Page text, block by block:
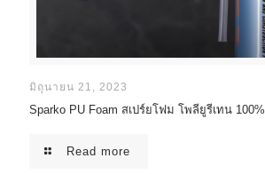
มิถุนายน 21, 2023
Sparko PU Foam สเปร์ยโฟม โพลียูรีเทน 100%
Read more